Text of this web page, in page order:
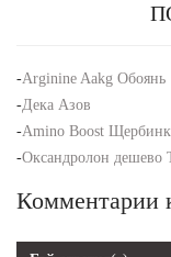
-Arginine Aakg Обоянь
-Дека Азов
-Amino Boost
-Оксандролон дешево
Комментарии